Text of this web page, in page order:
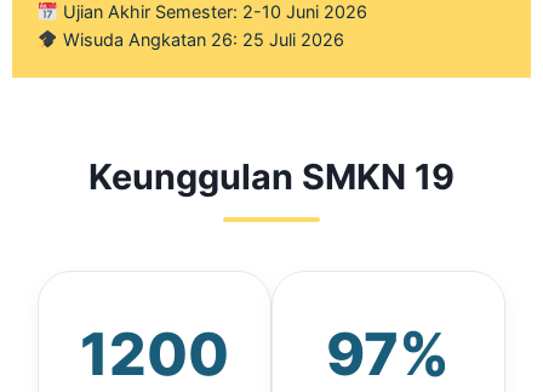
Ujian Akhir Semester: 2-10 Juni 2026
Wisuda Angkatan 26: 25 Juli 2026
Keunggulan SMKN 19
1200
97%